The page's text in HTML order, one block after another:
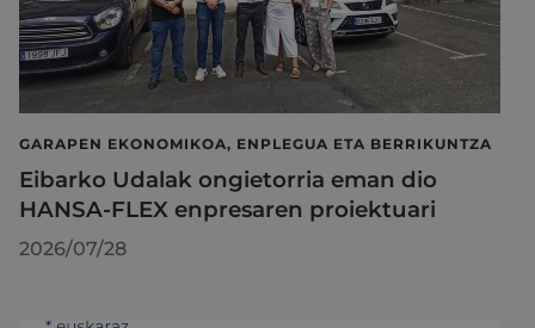
GARAPEN EKONOMIKOA, ENPLEGUA ETA BERRIKUNTZA
Eibarko Udalak ongietorria eman dio
HANSA-FLEX enpresaren proiektuari
2026/07/28